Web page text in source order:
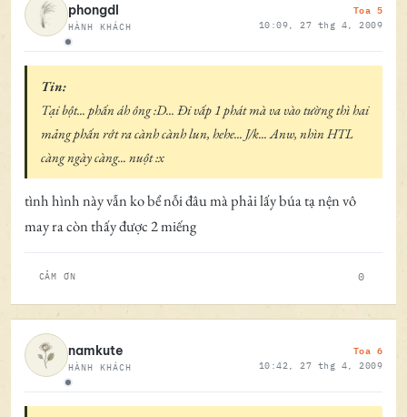
Ngoại tuyến
phongdl
HÀNH KHÁCH
Toa 5
10:09, 27 thg 4, 2009
Tin:
Tại bột... phấn áh ông :D... Đi vấp 1 phát mà va vào tường thì hai
mảng phấn rớt ra cành cành lun, hehe... J/k... Anw, nhìn HTL
càng ngày càng... nuột :x
tình hình này vẫn ko bể nỗi đâu mà phải lấy búa tạ nện vô
may ra còn thấy được 2 miếng
CẢM ƠN 0
Ngoại tuyến
namkute
HÀNH KHÁCH
Toa 6
10:42, 27 thg 4, 2009